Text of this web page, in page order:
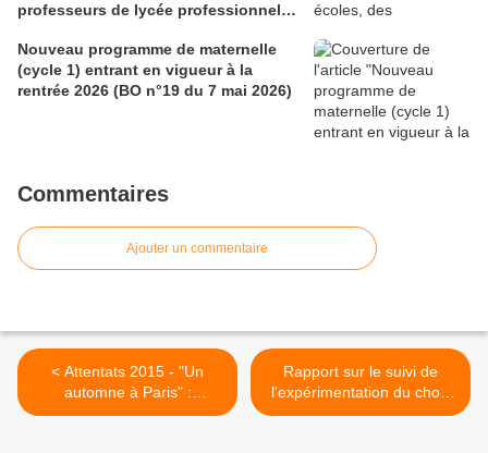
professeurs de lycée professionnel
certaines sections professionnelles,
et des conseillers principaux
d’éducation (Bulletin officiel spécial
Nouveau programme de maternelle
(cycle 1) entrant en vigueur à la
rentrée 2026 (BO n°19 du 7 mai 2026)
Commentaires
Ajouter un commentaire
< Attentats 2015 - "Un
automne à Paris" :
ressources pour les
Rapport sur le suivi de
l'expérimentation du choix
donné à la famille dans la